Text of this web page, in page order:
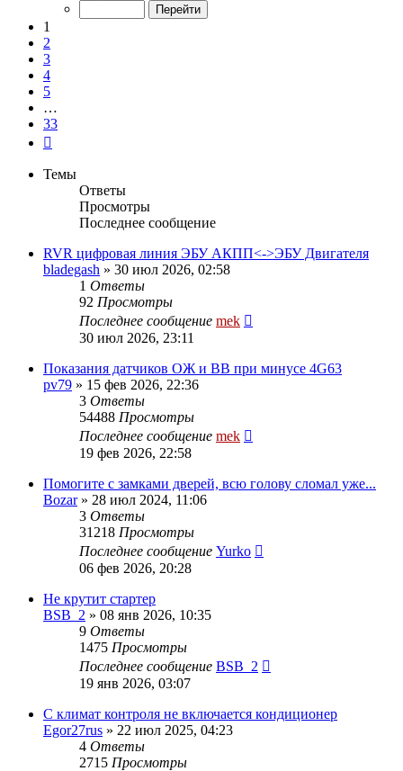
1
2
3
4
5
…
33
Темы
Ответы
Просмотры
Последнее сообщение
RVR цифровая линия ЭБУ АКПП<->ЭБУ Двигателя
bladegash » 30 июл 2026, 02:58
1 Ответы
92 Просмотры
Последнее сообщение mek
30 июл 2026, 23:11
Показания датчиков ОЖ и ВВ при минусе 4G63
pv79 » 15 фев 2026, 22:36
3 Ответы
54488 Просмотры
Последнее сообщение mek
19 фев 2026, 22:58
Помогите с замками дверей, всю голову сломал уже...
Bozar» 28 июл 2024, 11:06
3 Ответы
31218 Просмотры
Последнее сообщение Yurko
06 фев 2026, 20:28
Не крутит стартер
BSB_2 » 08 янв 2026, 10:35
9 Ответы
1475 Просмотры
Последнее сообщение BSB_2
19 янв 2026, 03:07
С климат контроля не включается кондиционер
Egor27rus » 22 июл 2025, 04:23
4 Ответы
2715 Просмотры